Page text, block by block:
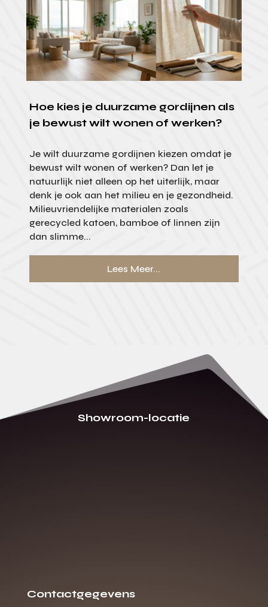
Hoe kies je duurzame gordijnen als
je bewust wilt wonen of werken?
Je wilt duurzame gordijnen kiezen omdat je
bewust wilt wonen of werken? Dan let je
natuurlijk niet alleen op het uiterlijk, maar
denk je ook aan het milieu en je gezondheid.
Milieuvriendelijke materialen zoals
gerecycled katoen, bamboe of linnen zijn
dan slimme...
Lees Meer...
Showroom-locatie
Contactgegevens